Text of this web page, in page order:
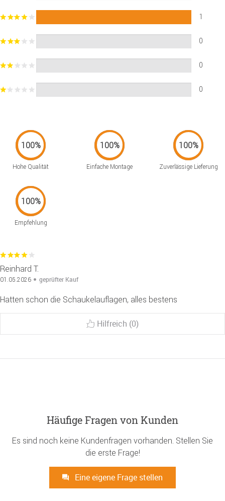
1
0
0
0
Hohe Qualität Einfache Montage Zuverlässige Lieferung
Empfehlung
Reinhard T.
01.05.2026 geprüfter Kauf
Hatten schon die Schaukelauflagen, alles bestens
Hilfreich (0)
Häufige Fragen von Kunden
Es sind noch keine Kundenfragen vorhanden. Stellen Sie
die erste Frage!
Eine eigene Frage stellen